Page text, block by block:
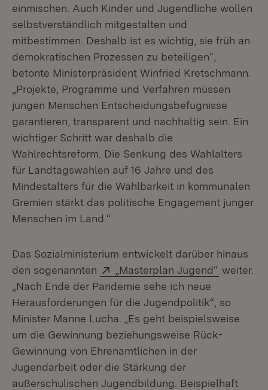
einmischen. Auch Kinder und Jugendliche wollen
selbstverständlich mitgestalten und
mitbestimmen. Deshalb ist es wichtig, sie früh an
demokratischen Prozessen zu beteiligen“,
betonte Ministerpräsident Winfried Kretschmann.
„Projekte, Programme und Verfahren müssen
jungen Menschen Entscheidungsbefugnisse
garantieren, transparent und nachhaltig sein. Ein
wichtiger Schritt war deshalb die
Wahlrechtsreform. Die Senkung des Wahlalters
für Landtagswahlen auf 16 Jahre und des
Mindestalters für die Wählbarkeit in kommunalen
Gremien stärkt das politische Engagement junger
Menschen im Land.“
Das Sozialministerium entwickelt darüber hinaus
den sogenannten
Extern:
„Masterplan Jugend“ (Öffnet
weiter.
„Nach Ende der Pandemie sehe ich neue
Herausforderungen für die Jugendpolitik“, so
Minister Manne Lucha. „Es geht beispielsweise
um die Gewinnung beziehungsweise Rück-
Gewinnung von Ehrenamtlichen in der
Jugendarbeit oder die Stärkung der
außerschulischen Jugendbildung. Beispielhaft